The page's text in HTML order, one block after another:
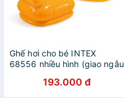
Ghế hơi cho bé INTEX
68556 nhiều hình (giao ngẫu
193.000 đ